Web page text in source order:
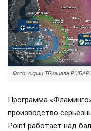
Фото: скрин ТГ-канала
Программа
производство
Point работает над